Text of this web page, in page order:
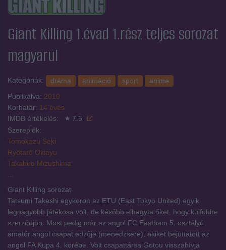
Giant Killing 1.évad 1.rész teljes sorozat
magyarul
Kategóriák: dráma animáció sport
anime
Publikálva: 2010
Korhatár: 14 éves
IMDB értékelés:
7.5
Szereplők:
Tomokazu Seki
Ryôtarô Okiayu
Takahiro Mizushima
Giant Killing sorozat
Tatsumi Takeshi egykoron az ETU (East Tokyo United) egyik
legnagyobb játékosa volt, de később elhagyta őket, hogy külföldre
szerződjön. Most pedig már az angol FC Eastham 5. osztályú
amatőr angol csapat edzője (menedzsere), akiket bejuttatott az
angol FA Kupa 4. körébe. Volt csapattársa Gotou visszahívja